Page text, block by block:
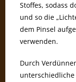
Stoffes, sodass
und so die
dem Pinsel
verwenden.
Durch